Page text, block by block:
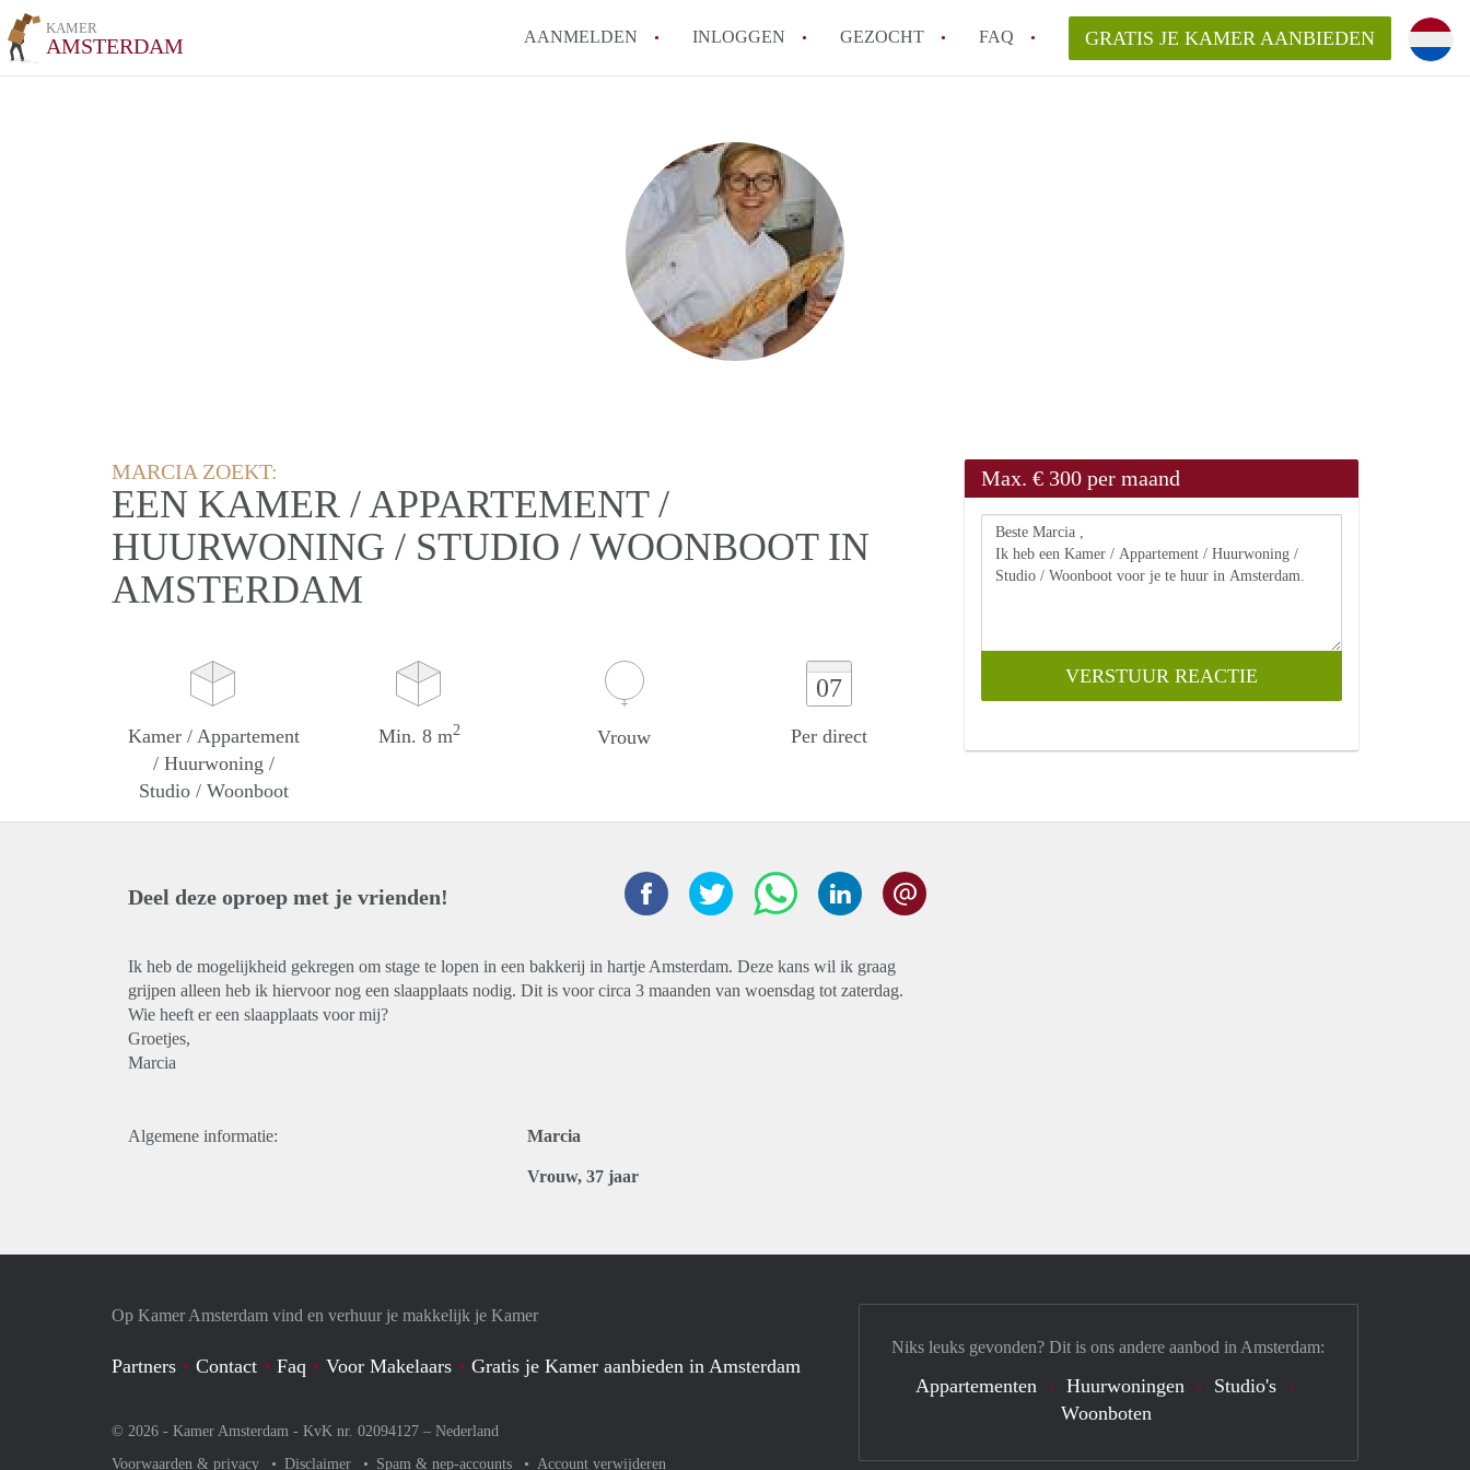
KAMER
AMSTERDAM AANMELDEN INLOGGEN GEZOCHT FAQ
Wat zijn de opzegtermijnen bij een kamer in Amsterdam?
Wat zijn de populairste zoektermen voor een kamer in Amsterdam en wat
betekent dit voor jou als zoeker?
Wat is een studentenkamer in Amsterdam?
Waarom geen bemiddelingskosten voor de huurder?
Alle veelgestelde vragen
GRATIS JE KAMER AANBIEDEN
MARCIA ZOEKT:
EEN KAMER / APPARTEMENT /
HUURWONING / STUDIO / WOONBOOT IN
AMSTERDAM
Kamer / Appartement
/ Huurwoning /
Studio / Woonboot
Min. 8 m2 Vrouw
07
Per direct
Max. € 300 per maand
Deel deze oproep met je vrienden!
Ik heb de mogelijkheid gekregen om stage te lopen in een bakkerij in hartje Amsterdam. Deze kans wil ik graag
grijpen alleen heb ik hiervoor nog een slaapplaats nodig. Dit is voor circa 3 maanden van woensdag tot zaterdag.
Wie heeft er een slaapplaats voor mij?
Groetjes,
Marcia
Algemene informatie: Marcia
Vrouw, 37 jaar
Op Kamer Amsterdam vind en verhuur je makkelijk je Kamer
Partners Contact Faq Voor Makelaars Gratis je Kamer aanbieden in Amsterdam
© 2026 - Kamer Amsterdam - KvK nr. 02094127 – Nederland
Voorwaarden & privacy
Disclaimer Spam & nep-accounts Account verwijderen
Niks leuks gevonden? Dit is ons andere aanbod in Amsterdam:
Appartementen Huurwoningen
Studio's
Woonboten